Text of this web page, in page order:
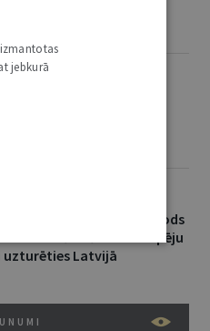
brīvības atņemšanas sods
nodrošināšanu ar iespēju
uzturēties Latvijā
jebkurā